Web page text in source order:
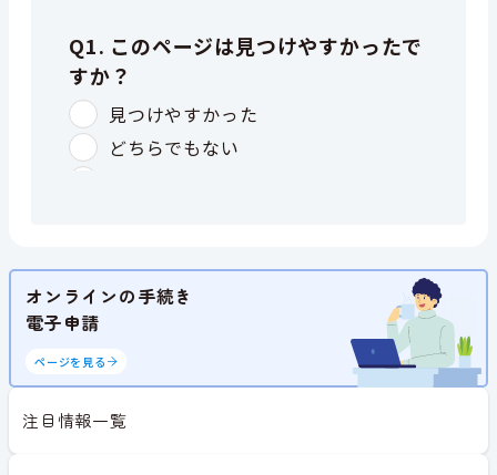
オンラインの手続き
電子申請
ページを見る
注目情報一覧